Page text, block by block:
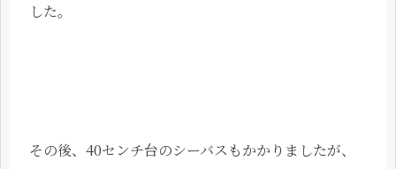
した。
その後、40センチ台のシーバスもかかりましたが、